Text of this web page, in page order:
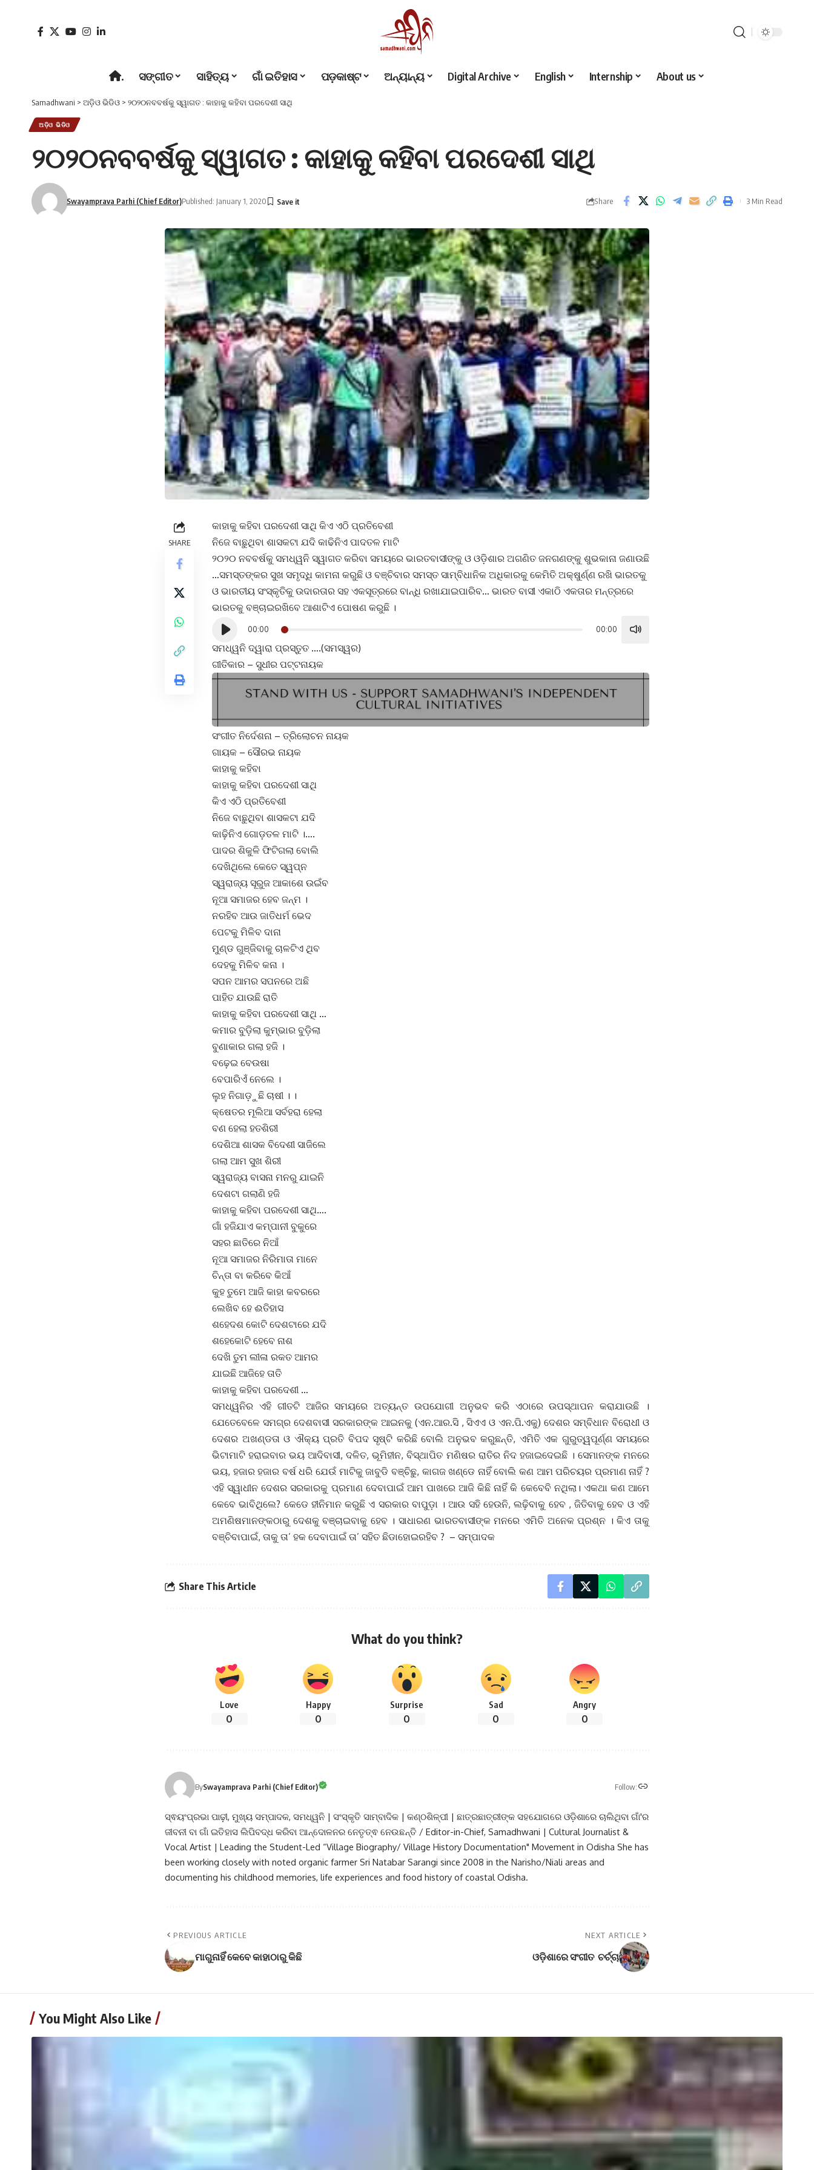
. ସଙ୍ଗୀତ ସାହିତ୍ୟ ଗାଁ ଇତିହାସ ପଡ଼କାଷ୍ଟ ଅନ୍ୟାନ୍ୟ Digital Archive English Internship About us
Samadhwani > ଅଡ଼ିଓ ଭିଡିଓ > ୨୦୨୦ନବବର୍ଷକୁ ସ୍ୱାଗତ : କାହାକୁ କହିବା ପରଦେଶୀ ସାଥି
ଅଡ଼ିଓ ଭିଡିଓ
୨୦୨୦ନବବର୍ଷକୁ ସ୍ୱାଗତ : କାହାକୁ କହିବା ପରଦେଶୀ ସାଥି
Swayamprava Parhi (Chief Editor)Published: January 1, 2020 Share 3 Min Read
SHARE
କାହାକୁ କହିବା ପରଦେଶୀ ସାଥି କିଏ ଏଠି ପ୍ରତିବେଶୀ
ନିଜେ ବାଛୁଥିବା ଶାସକଟା ଯଦି କାଢିନିଏ ପାଦତଳ ମାଟି
୨୦୨୦ ନବବର୍ଷକୁ ସମଧ୍ୱନି ସ୍ୱାଗତ କରିବା ସମୟରେ ଭାରତବାସୀଙ୍କୁ ଓ ଓଡ଼ିଶାର ଅଗଣିତ ଜନଗଣଙ୍କୁ ଶୁଭକାନା ଜଣାଉଛି
…ସମସ୍ତଙ୍କର ସୁଖ ସମୃଦ୍ଧି କାମନା କରୁଛି ଓ ବଞ୍ଚିବାର ସମସ୍ତ ସାମ୍ବିଧାନିକ ଅଧିକାରକୁ କେମିତି ଅକ୍ଷୁର୍ଣ୍ଣ ରଖି ଭାରତକୁ
ଓ ଭାରତୀୟ ସଂସ୍କୃତିକୁ ଉଦାରତାର ସହ ଏକସୂତ୍ରରେ ବାନ୍ଧି ରଖାଯାଇପାରିବ… ଭାରତ ବାସୀ ଏକାଠି ଏକତାର ମନ୍ତ୍ରରେ
ଭାରତକୁ ବଞ୍ଚାଇରଖିବେ ଆଶାଟିଏ ପୋଷଣ କରୁଛି ।
Audio
00:00 00:00
increase
ସମଧ୍ୱନି ଦ୍ୱାରା ପ୍ରସ୍ତୁତ ….(ସମସ୍ୱର)
ଗୀତିକାର – ସୁଧୀର ପଟ୍ଟନାୟକ
ସଂଗୀତ ନିର୍ଦେଶନା – ତ୍ରିଲୋଚନ ନାୟକ
ଗାୟକ – ସୌରଭ ନାୟକ
କାହାକୁ କହିବା
କାହାକୁ କହିବା ପରଦେଶୀ ସାଥି
କିଏ ଏଠି ପ୍ରତିବେଶୀ
ନିଜେ ବାଛୁଥିବା ଶାସକଟା ଯଦି
କାଢ଼ିନିଏ ଗୋଡ଼ତଳ ମାଟି ।….
ପାଦର ଶିକୁଳି ଫିଟିଗଲା ବୋଲି
ଦେଖିଥିଲେ କେତେ ସ୍ୱପ୍ନ
ସ୍ୱରାଜ୍ୟ ସୂରୁଜ ଆକାଶେ ଉଇଁବ
ନୂଆ ସମାଜର ହେବ ଜନ୍ମ ।
ନରହିବ ଆଉ ଜାତିଧର୍ମ ଭେଦ
ପେଟକୁ ମିଳିବ ଦାନା
ମୁଣ୍ଡ ଗୁଞ୍ଜିବାକୁ ଚାଳଟିଏ ଥିବ
ଦେହକୁ ମିଳିବ କନା ।
ସପନ ଆମର ସପନରେ ଅଛି
ପାହିତ ଯାଉଛି ରାତି
କାହାକୁ କହିବା ପରଦେଶୀ ସାଥି …
କମାର ବୁଡ଼ିଲା କୁମ୍ଭାର ବୁଡ଼ିଲା
ବୁଣାକାର ଗଲା ହଜି ।
ବଢ଼େଇ ବେଉଷା
ବେପାରିଏଁ ନେଲେ ।
ଲୁହ ନିଗାଡ଼ୁଛି ଚାଷୀ । ।
କ୍ଷେତର ମୂଲିଆ ସର୍ବହରା ହେଲା
ବଣ ହେଲା ହତଶିରୀ
ଦେଶିଆ ଶାସକ ବିଦେଶୀ ସାଜିଲେ
ଗଲା ଆମ ସୁଖ ଶିରୀ
ସ୍ୱରାଜ୍ୟ ବାସନା ମନରୁ ଯାଇନି
ଦେଶଟା ଗଲାଣି ହଜି
କାହାକୁ କହିବା ପରଦେଶୀ ସାଥି….
ଗାଁ ହଜିଯାଏ କମ୍ପାନୀ ବୁକୁରେ
ସହର ଛାତିରେ ନିଆଁ
ନୂଆ ସମାଜର ନିରିମାତା ମାନେ
ଚିନ୍ତା ବା କରିବେ କିଆଁ
କୁହ ତୁମେ ଆଜି କାହା କବରରେ
ଲେଖିବ ହେ ଈତିହାସ
ଶହେଦଶ କୋଟି ଦେଶଟାରେ ଯଦି
ଶହେକୋଟି ହେବେ ନାଶ
ଦେଖି ତୁମ ଲୀଳା ରକତ ଆମର
ଯାଇଛି ଆଜିହେ ତାତି
କାହାକୁ କହିବା ପରଦେଶୀ …
ସମଧ୍ୱନିର ଏହି ଗୀତଟି ଆଜିର ସମୟରେ ଅତ୍ୟନ୍ତ ଉପଯୋଗୀ ଅନୁଭବ କରି ଏଠାରେ ଉପସ୍ଥାପନ କରାଯାଉଛି ।
ଯେତେବେଳେ ସମଗ୍ର ଦେଶବାସୀ ସରକାରଙ୍କ ଆଇନକୁ (ଏନ.ଆର.ସି , ସିଏଏ ଓ ଏନ.ପି.ଏକୁ) ଦେଶର ସମ୍ବିଧାନ ବିରୋଧୀ ଓ
ଦେଶର ଅଖଣ୍ଡତା ଓ ଐକ୍ୟ ପ୍ରତି ବିପଦ ସୃଷ୍ଟି କରିଛି ବୋଲି ଅନୁଭବ କରୁଛନ୍ତି, ଏମିତି ଏକ ଗୁରୁତ୍ୱପୂର୍ଣ୍ଣ ସମୟରେ
ଭିଟାମାଟି ହରାଇବାର ଭୟ ଆଦିବାସୀ, ଦଳିତ, ଭୂମିହୀନ, ବିସ୍ଥାପିତ ମଣିଷର ରାତିର ନିଦ ହଜାଇଦେଇଛି । ସେମାନଙ୍କ ମନରେ
ଭୟ, ହଜାର ହଜାର ବର୍ଷ ଧରି ଯେଉଁ ମାଟିକୁ ଜାବୁଡି ବଞ୍ଚିଛୁ, କାଗଜ ଖଣ୍ଡେ ନାହିଁ ବୋଲି କଣ ଆମ ପରିଚୟର ପ୍ରମାଣ ନାହିଁ ?
ଏହି ସ୍ୱାଧୀନ ଦେଶର ସରକାରକୁ ପ୍ରମାଣ ଦେବାପାଇଁ ଆମ ପାଖରେ ଆଜି କିଛି ନାହିଁ କି କେବେବି ନଥିଲା। ଏକଥା କଣ ଆମେ
କେବେ ଭାବିଥିଲେ? କେଡେ ହୀନିମାନ କରୁଛି ଏ ସରକାର ବାପୁଡ଼ା । ଆଉ ସହି ହେଉନି, ଲଢ଼ିବାକୁ ହେବ , ଜିତିବାକୁ ହେବ ଓ ଏହି
ଅମଣିଷମାନଙ୍କଠାରୁ ଦେଶକୁ ବଞ୍ଚାଇବାକୁ ହେବ । ସାଧାରଣ ଭାରତବାସୀଙ୍କ ମନରେ ଏମିତି ଅନେକ ପ୍ରଶ୍ନ । କିଏ ତାକୁ
ବଞ୍ଚିବାପାଇଁ, ତାକୁ ତା’ ହକ ଦେବାପାଇଁ ତା’ ସହିତ ଛିଡାହୋଇରହିବ ? – ସମ୍ପାଦକ
Share This Article
What do you think?
Love
0
Happy
0
Surprise
0
Sad
0
Angry
0
BySwayamprava Parhi (Chief Editor) Follow:
ସ୍ଵୟଂପ୍ରଭା ପାଢ଼ୀ, ମୁଖ୍ୟ ସମ୍ପାଦକ, ସମଧ୍ୱନି | ସଂସ୍କୃତି ସାମ୍ବାଦିକ | କଣ୍ଠଶିଳ୍ପୀ | ଛାତ୍ରଛାତ୍ରୀଙ୍କ ସହଯୋଗରେ ଓଡ଼ିଶାରେ ଚାଲିଥିବା ଗାଁ'ର
ଜୀବନୀ ବା ଗାଁ ଇତିହାସ ଲିପିବଦ୍ଧ କରିବା ଆନ୍ଦୋଳନର ନେତୃତ୍ଵ ନେଉଛନ୍ତି / Editor-in-Chief, Samadhwani | Cultural Journalist &
Vocal Artist | Leading the Student-Led “Village Biography/ Village History Documentation" Movement in Odisha She has
been working closely with noted organic farmer Sri Natabar Sarangi since 2008 in the Narisho/Niali areas and
documenting his childhood memories, life experiences and food history of coastal Odisha.
PREVIOUS ARTICLE
ମାଗୁନାହିଁ କେବେ କାହାଠାରୁ କିଛି
NEXT ARTICLE
ଓଡ଼ିଶାରେ ସଂଗୀତ ଚର୍ଚ୍ଚା
You Might Also Like